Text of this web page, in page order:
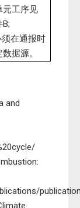
元工序见
B;
须在通报时
据源。
and